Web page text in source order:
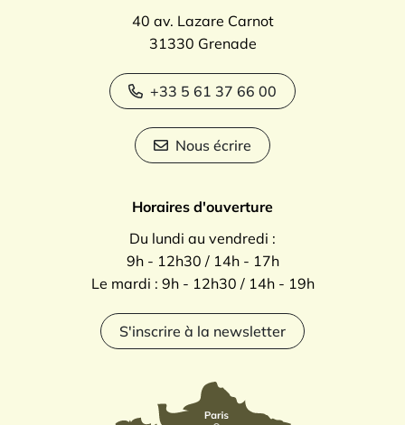
40 av. Lazare Carnot
31330 Grenade
+33 5 61 37 66 00
Nous écrire
Horaires d'ouverture
Du lundi au vendredi :
9h - 12h30 / 14h - 17h
Le mardi : 9h - 12h30 / 14h - 19h
S'inscrire à la newsletter